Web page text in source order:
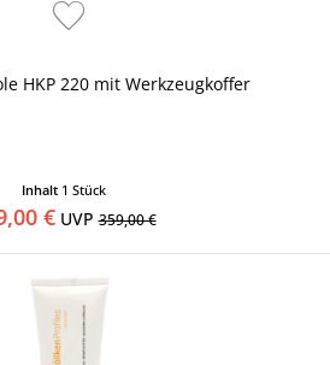
HKP 220 mit Werkzeugkoffer
Inhalt 1 Stück
€UVP359,00 €